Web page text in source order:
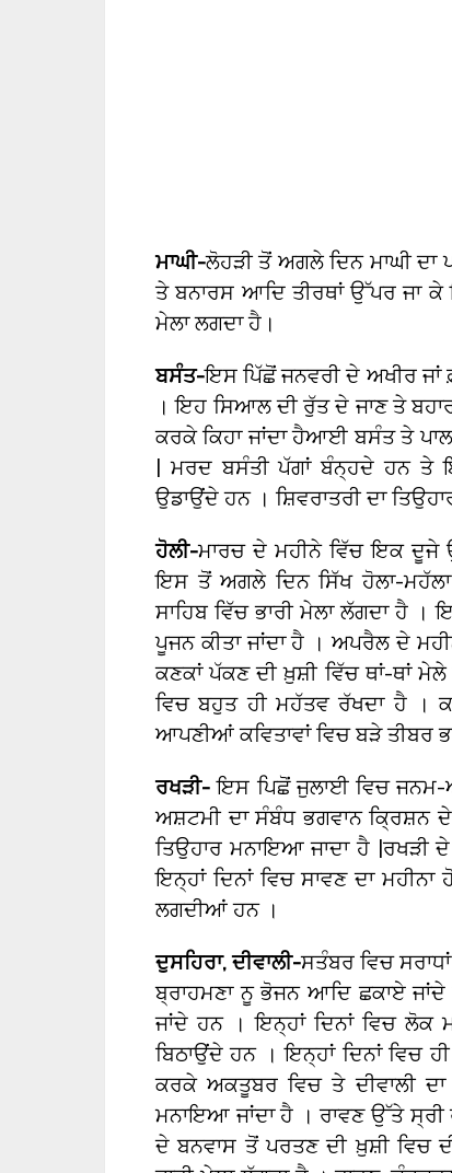
ਮਾਘੀ-ਲੋਹੜੀ ਤੋਂ ਅਗਲੇ ਦਿਨ ਮਾਘੀ
ਤੇ ਬਨਾਰਸ ਆਦਿ ਤੀਰਥਾਂ ਉੱਪਰ ਜਾ ਕੇ
ਮੇਲਾ ਲਗਦਾ ਹੈ।
ਬਸੰਤ-ਇਸ ਪਿੱਛੋਂ ਜਨਵਰੀ ਦੇ ਅਖੀਰ
। ਇਹ ਸਿਆਲ ਦੀ ਰੁੱਤ ਦੇ ਜਾਣ ਤੇ
ਕਰਕੇ ਕਿਹਾ ਜਾਂਦਾ ਹੈਆਈ ਬਸੰਤ ਤੇ
| ਮਰਦ ਬਸੰਤੀ ਪੱਗਾਂ ਬੰਨ੍ਹਦੇ ਹਨ
ਉਡਾਉਂਦੇ ਹਨ । ਸ਼ਿਵਰਾਤਰੀ ਦਾ
ਹੋਲੀ-ਮਾਰਚ ਦੇ ਮਹੀਨੇ ਵਿੱਚ ਇਕ ਦੂਜੇ
ਇਸ ਤੋਂ ਅਗਲੇ ਦਿਨ ਸਿੱਖ ਹੋਲਾ-
ਸਾਹਿਬ ਵਿੱਚ ਭਾਰੀ ਮੇਲਾ ਲੱਗਦਾ ਹੈ ।
ਪੂਜਨ ਕੀਤਾ ਜਾਂਦਾ ਹੈ । ਅਪਰੈਲ ਦੇ
ਕਣਕਾਂ ਪੱਕਣ ਦੀ ਖ਼ੁਸ਼ੀ ਵਿੱਚ ਥਾਂ-ਥਾਂ
ਵਿਚ ਬਹੁਤ ਹੀ ਮਹੱਤਵ ਰੱਖਦਾ ਹੈ
ਆਪਣੀਆਂ ਕਵਿਤਾਵਾਂ ਵਿਚ ਬੜੇ ਤੀਬਰ
ਰਖੜੀ- ਇਸ ਪਿਛੋਂ ਜੁਲਾਈ ਵਿਚ ਜਨਮ-
ਅਸ਼ਟਮੀ ਦਾ ਸੰਬੰਧ ਭਗਵਾਨ ਕ੍ਰਿਸ਼ਨ
ਤਿਉਹਾਰ ਮਨਾਇਆ ਜਾਦਾ ਹੈ |ਰਖੜੀ
ਇਨ੍ਹਾਂ ਦਿਨਾਂ ਵਿਚ ਸਾਵਣ ਦਾ
ਲਗਦੀਆਂ ਹਨ ।
ਦੁਸਹਿਰਾ,ਦੀਵਾਲੀ-ਸਤੰਬਰ ਵਿਚ
ਬ੍ਰਾਹਮਣਾ ਨੂ ਭੋਜਨ ਆਦਿ ਛਕਾਏ
ਜਾਂਦੇ ਹਨ । ਇਨ੍ਹਾਂ ਦਿਨਾਂ ਵਿਚ ਲੋਕ
ਬਿਠਾਉਂਦੇ ਹਨ । ਇਨ੍ਹਾਂ ਦਿਨਾਂ ਵਿਚ
ਕਰਕੇ ਅਕਤੂਬਰ ਵਿਚ ਤੇ ਦੀਵਾਲੀ
ਮਨਾਇਆ ਜਾਂਦਾ ਹੈ । ਰਾਵਣ ਉੱਤੇ ਸ੍ਰੀ
ਦੇ ਬਨਵਾਸ ਤੋਂ ਪਰਤਣ ਦੀ ਖ਼ੁਸ਼ੀ ਵਿਚ